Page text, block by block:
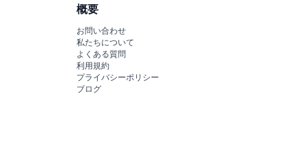
概要
お問い合わせ
私たちについて
よくある質問
利用規約
プライバシーポリシー
ブログ